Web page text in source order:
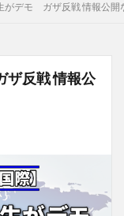
がデモ ガザ反戦 情報公開
反戦 情報公